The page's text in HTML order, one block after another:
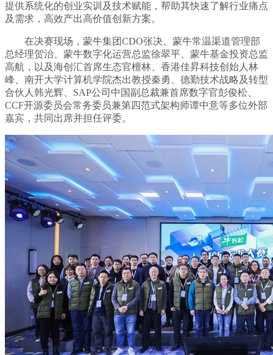
提供系统化的创业实训及技术赋能，帮助其快速了解行业痛点
及需求，高效产出高价值创新方案。
在决赛现场，蒙牛集团CDO张决、蒙牛常温渠道管理部
总经理贺治、蒙牛数字化运营总监徐翠平、蒙牛基金投资总监
高航，以及海创汇首席生态官檀林、香港佳昇科技创始人林
峰、南开大学计算机学院杰出教授秦勇、德勤技术战略及转型
合伙人韩光辉、SAP公司中国副总裁兼首席数字官彭俊松、
CCF开源委员会常务委员兼第四范式架构师谭中意等多位外部
嘉宾，共同出席并担任评委。